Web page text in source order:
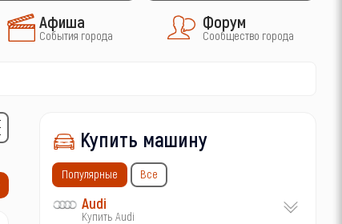
Афиша
События города
Форум
Сообщество города
Купить машину
Популярные Все
Audi
Купить Audi